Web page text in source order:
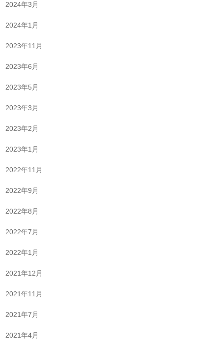
2024年3月
2024年1月
2023年11月
2023年6月
2023年5月
2023年3月
2023年2月
2023年1月
2022年11月
2022年9月
2022年8月
2022年7月
2022年1月
2021年12月
2021年11月
2021年7月
2021年4月